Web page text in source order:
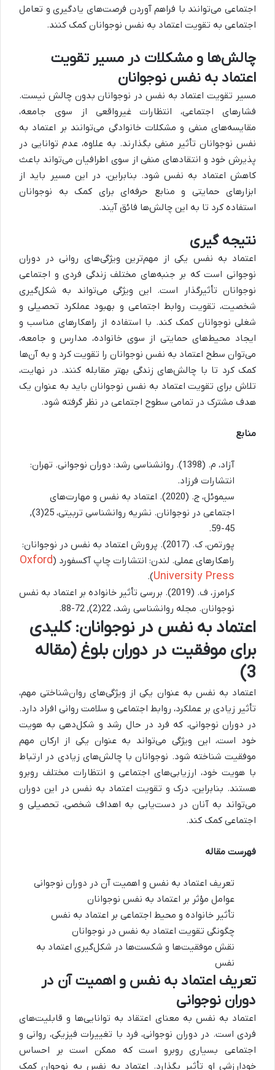
اجتماعی می‌توانند با فراهم آوردن فرصت‌های یادگیری و تعامل
اجتماعی به تقویت اعتماد به نفس نوجوانان کمک کنند.
چالش‌ها و مشکلات در مسیر تقویت
اعتماد به نفس نوجوانان
مسیر تقویت اعتماد به نفس در نوجوانان بدون چالش نیست.
فشارهای اجتماعی، انتظارات غیرواقعی از سوی جامعه،
مقایسه‌های منفی و مشکلات خانوادگی می‌توانند بر اعتماد به
نفس نوجوانان تأثیر منفی بگذارند. به علاوه، عدم توانایی در
پذیرش خود و انتقادهای منفی از سوی اطرافیان می‌تواند باعث
کاهش اعتماد به نفس شود. بنابراین، در این مسیر باید از
ابزارهای حمایتی و منابع حرفه‌ای برای کمک به نوجوانان
استفاده کرد تا به این چالش‌ها فائق آیند.
نتیجه گیری
اعتماد به نفس یکی از مهم‌ترین ویژگی‌های روانی در دوران
نوجوانی است که بر جنبه‌های مختلف زندگی فردی و اجتماعی
نوجوانان تأثیرگذار است. این ویژگی می‌تواند به شکل‌گیری
شخصیت، تقویت روابط اجتماعی و بهبود عملکرد تحصیلی و
شغلی نوجوانان کمک کند. با استفاده از راهکارهای مناسب و
ایجاد محیط‌های حمایتی از سوی خانواده، مدارس و جامعه،
می‌توان سطح اعتماد به نفس نوجوانان را تقویت کرد و به آن‌ها
کمک کرد تا با چالش‌های زندگی بهتر مقابله کنند. در نهایت،
تلاش برای تقویت اعتماد به نفس نوجوانان باید به عنوان یک
هدف مشترک در تمامی سطوح اجتماعی در نظر گرفته شود.
منابع
آزاد، م. (1398). روانشناسی رشد: دوران نوجوانی. تهران:
انتشارات فرزاد.
سیموئل، ج. (2020). اعتماد به نفس و مهارت‌های
اجتماعی در نوجوانان. نشریه روانشناسی تربیتی، 25(3),
45-59.
پورتمن، ک. (2017). پرورش اعتماد به نفس در نوجوانان:
راهکارهای عملی. لندن: انتشارات چاپ آکسفورد (Oxford
University Press
).
کرامرز، ف. (2019). بررسی تأثیر خانواده بر اعتماد به نفس
نوجوانان. مجله روانشناسی رشد، 22(2), 72-88.
اعتماد به نفس در نوجوانان: کلیدی
برای موفقیت در دوران بلوغ (مقاله
3)
اعتماد به نفس به عنوان یکی از ویژگی‌های روان‌شناختی مهم،
تأثیر زیادی بر عملکرد، روابط اجتماعی و سلامت روانی افراد دارد.
در دوران نوجوانی، که فرد در حال رشد و شکل‌دهی به هویت
خود است، این ویژگی می‌تواند به عنوان یکی از ارکان مهم
موفقیت شناخته شود. نوجوانان با چالش‌های زیادی در ارتباط
با هویت خود، ارزیابی‌های اجتماعی و انتظارات مختلف روبرو
هستند. بنابراین، درک و تقویت اعتماد به نفس در این دوران
می‌تواند به آنان در دست‌یابی به اهداف شخصی، تحصیلی و
اجتماعی کمک کند.
فهرست مقاله
تعریف اعتماد به نفس و اهمیت آن در دوران نوجوانی
عوامل مؤثر بر اعتماد به نفس نوجوانان
تأثیر خانواده و محیط اجتماعی بر اعتماد به نفس
چگونگی تقویت اعتماد به نفس در نوجوانان
نقش موفقیت‌ها و شکست‌ها در شکل‌گیری اعتماد به
نفس
تعریف اعتماد به نفس و اهمیت آن در
دوران نوجوانی
اعتماد به نفس به معنای اعتقاد به توانایی‌ها و قابلیت‌های
فردی است. در دوران نوجوانی، فرد با تغییرات فیزیکی، روانی و
اجتماعی بسیاری روبرو است که ممکن است بر احساس
خودارزشی او تأثیر بگذارد. اعتماد به نفس به نوجوان کمک